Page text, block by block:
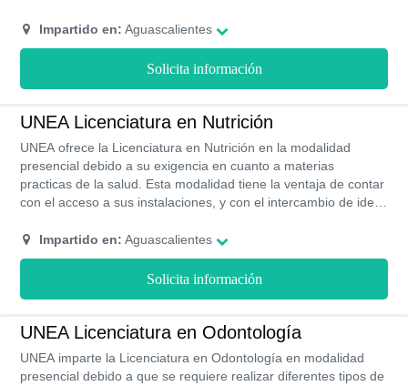
problemas de salud relacionados con el movimiento humano.
Si estudias esta carrera, como profesional serás capaz de
aplicar las distintas técnicas de rehabilitación como la la
kinesioterapia, kineﬁlaxia y la ﬁsioterapia, con el fin de curar las
vida cotidiana. Al estudiar en la UNEA tienes los siguientes
permite acreditarlo como segundo idioma, pertenece a la Red
de Universidades Aliat establecidas en distintas ciudades
dentro de 18 estados en México.
Impartido en: Aguascalientes
Solicita información
UNEA Licenciatura en Nutrición
UNEA ofrece la Licenciatura en Nutrición en la modalidad
presencial debido a su exigencia en cuanto a materias
practicas de la salud. Esta modalidad tiene la ventaja de contar
con el acceso a sus instalaciones, y con el intercambio de ideas
grupo.Impartido en: Aguascalientes
Solicita información
UNEA Licenciatura en Odontología
UNEA imparte la Licenciatura en Odontología en modalidad
presencial debido a que se requiere realizar diferentes tipos de